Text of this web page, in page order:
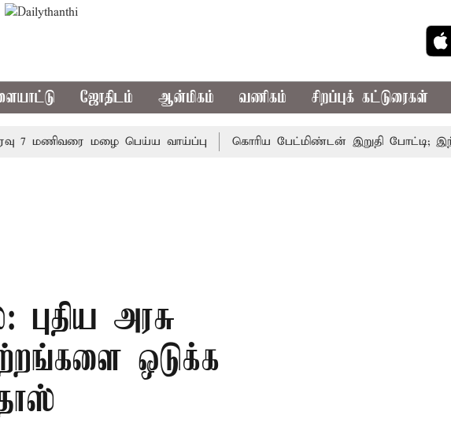
ஜோதிடம் ஆன்மிகம் வணிகம் சிறப்புக் கட்டுரைகள்
மணிவரை மழை பெய்ய வாய்ப்பு கொரிய பேட்மிண்டன் இறுதி போட்டி;
அரசு
ஒடுக்க